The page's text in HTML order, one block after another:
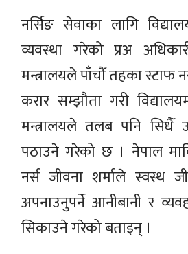
नर्सिङ सेवाका लागि
व्यवस्था गरेको प्रअ
मन्त्रालयले पाँचौँ तहका स्टाफ
करार सम्झौता गरी
मन्त्रालयले तलब पनि सिधैँ
पठाउने गरेको छ । नेपाल
नर्स जीवना शर्माले स्वस्थ
अपनाउनुपर्ने आनीबानी र
सिकाउने गरेको बताइन् ।